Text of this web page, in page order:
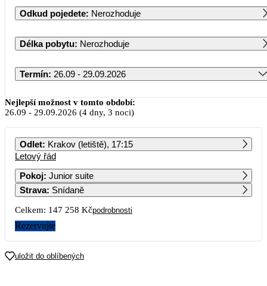
Odkud pojedete: Nerozhoduje
Délka pobytu: Nerozhoduje
Termín: 26.09 - 29.09.2026
Září 2026
PO ÚT ST ČT PÁ SO NE
75 489 74 939 98 319 98 949 75 059
7 8
14
21 22
Nejlepší možnost v tomto období:
26.09 - 29.09.2026 (4 dny, 3 noci)
Odlet: Krakov (letiště), 17:15
Letový řád
Pokoj: Junior suite
Strava: Snídaně
Celkem: 147 258 Kčpodrobnosti
Rezervujte
uložit do oblíbených